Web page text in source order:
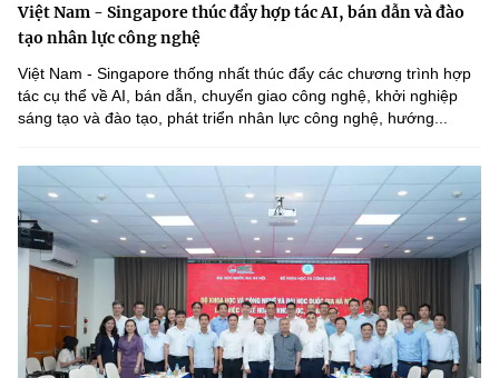
Việt Nam - Singapore thúc đẩy hợp tác AI, bán dẫn và đào
tạo nhân lực công nghệ
Việt Nam - Singapore thống nhất thúc đẩy các chương trình hợp
tác cụ thể về AI, bán dẫn, chuyển giao công nghệ, khởi nghiệp
sáng tạo và đào tạo, phát triển nhân lực công nghệ, hướng...